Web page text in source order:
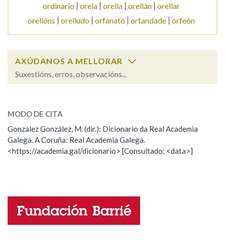
Na fraseoloxía
OUTRAS OPCIÓNS DE BUSCA
Pertence a
ordinario orela orella orellán orellar
orellóns
orelludo orfanato orfandade orfeón
AXÚDANOS A MELLORAR
Suxestións, erros, observacións...
ESCOLLE UNHA OPCIÓN:
Observación Hai un erro na palabra
Propoño mellorar a definición
Nome
MODO DE CITA
González González, M. (dir.): Dicionario da Real Academia
Galega. A Coruña: Real Academia Galega.
<https://academia.gal/dicionario> [Consultado: <data>]